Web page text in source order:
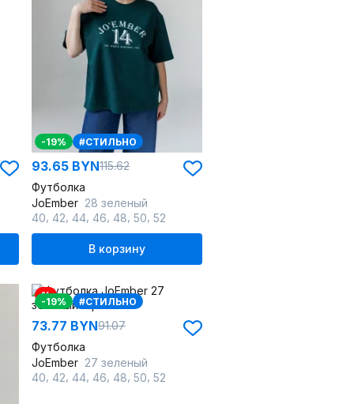
-19% #СТИЛЬНО
93.65 BYN115.62
Футболка
JoEmber 28 зеленый
40 42 44 46 48 50 52
В корзину
%
-19% #СТИЛЬНО
73.77 BYN91.07
Футболка
JoEmber 27 зеленый
40 42 44 46 48 50 52